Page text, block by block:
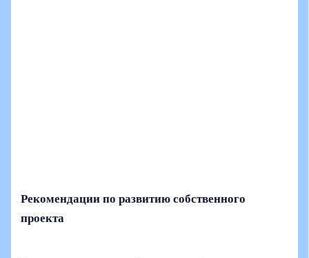
Рекомендации по развитию собственного
проекта